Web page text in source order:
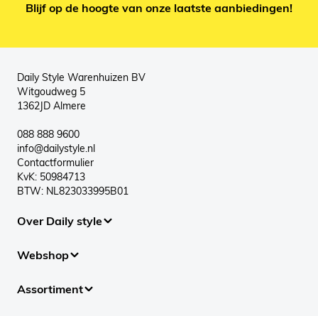
Blijf op de hoogte van onze laatste aanbiedingen!
Daily Style Warenhuizen BV
Witgoudweg 5
1362JD Almere
088 888 9600
info@dailystyle.nl
Contactformulier
KvK: 50984713
BTW: NL823033995B01
Over Daily style
Webshop
Assortiment